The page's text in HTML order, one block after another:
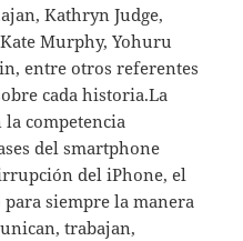
Kathryn Judge,
Murphy, Yohuru
entre otros referentes
cada historia.La
competencia
del smartphone
del iPhone, el
siempre la manera
trabajan,